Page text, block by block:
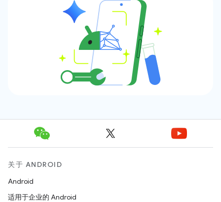
关于 ANDROID
Android
适用于企业的 Android